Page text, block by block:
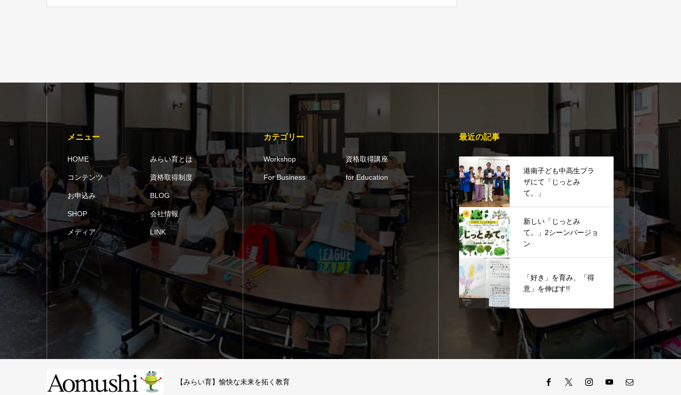
メニュー
HOME みらい育とは
コンテンツ 資格取得制度
お申込み BLOG
SHOP 会社情報
メディア LINK
カテゴリー
Workshop 資格取得講座
For Business for Education
最近の記事
港南子ども中高生プラ
ザにて「じっとみ
て。」
新しい「じっとみ
て。」2シーンバージョ
ン
「好き」を育み、「得
意」を伸ばす!!
【みらい育】愉快な未来を拓く教育